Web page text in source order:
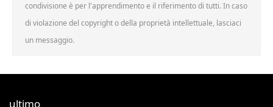
condivisione è per l'apprendimento e il riferimento di tutti. In caso
di violazione del copyright o della proprietà intellettuale, lasciaci
un messaggio.
ultimo